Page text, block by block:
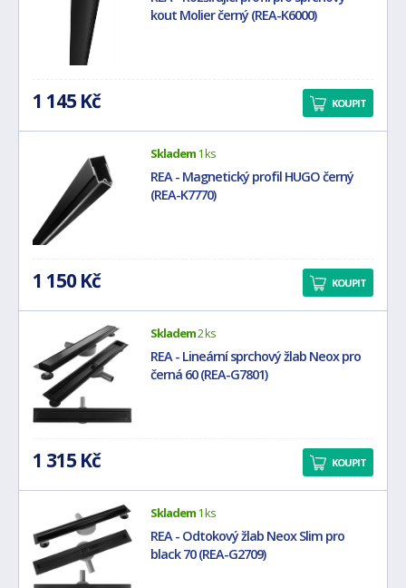
kout Molier černý (REA-K6000)
1 145 Kč KOUPIT
Skladem1 ks
REA - Magnetický profil HUGO černý
(REA-K7770)
1 150 Kč KOUPIT
Skladem2 ks
REA - Lineární sprchový žlab Neox pro
černá 60 (REA-G7801)
1 315 Kč KOUPIT
Skladem1 ks
REA - Odtokový žlab Neox Slim pro
black 70 (REA-G2709)